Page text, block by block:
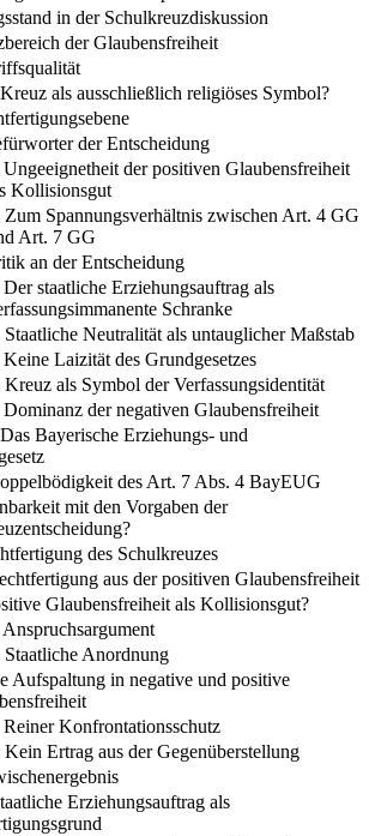
in der Schulkreuzdiskussion
der Glaubensfreiheit
als ausschließlich religiöses Symbol?
der Entscheidung
Ungeeignetheit der positiven Glaubensfreiheit
Kollisionsgut
Zum Spannungsverhältnis zwischen Art. 4 GG
Art. 7 GG
an der Entscheidung
Der staatliche Erziehungsauftrag als
Schranke
Staatliche Neutralität als untauglicher Maßstab
Keine Laizität des Grundgesetzes
Kreuz als Symbol der Verfassungsidentität
Dominanz der negativen Glaubensfreiheit
Bayerische Erziehungs- und
des Art. 7 Abs. 4 BayEUG
mit den Vorgaben der
des Schulkreuzes
aus der positiven Glaubensfreiheit
Glaubensfreiheit als Kollisionsgut?
Anspruchsargument
Staatliche Anordnung
Aufspaltung in negative und positive
Reiner Konfrontationsschutz
Kein Ertrag aus der Gegenüberstellung
Erziehungsauftrag als